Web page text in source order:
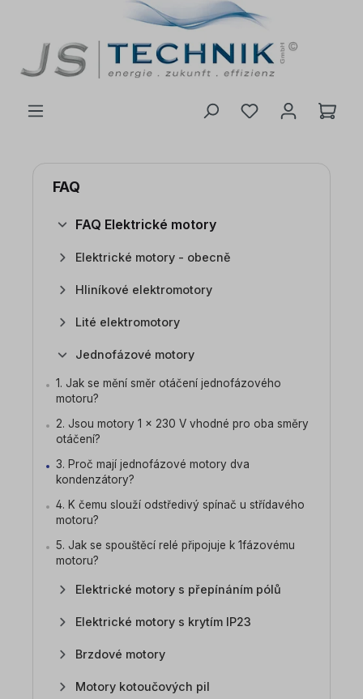
FAQ
FAQ Elektrické motory
Elektrické motory - obecně
Hliníkové elektromotory
Lité elektromotory
Jednofázové motory
1. Jak se mění směr otáčení jednofázového
motoru?
2. Jsou motory 1 x 230 V vhodné pro oba směry
otáčení?
3. Proč mají jednofázové motory dva
kondenzátory?
4. K čemu slouží odstředivý spínač u střídavého
motoru?
5. Jak se spouštěcí relé připojuje k 1fázovému
motoru?
Elektrické motory s přepínáním pólů
Elektrické motory s krytím IP23
Brzdové motory
Motory kotoučových pil